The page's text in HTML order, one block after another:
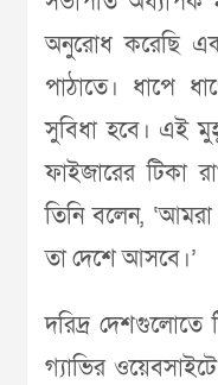
অনুরোধ করেছি
পাঠাতে। ধাপে
সুবিধা হবে। এই
ফাইজারের টিকা
তিনি বলেন,
তা দেশে আসবে।’
দরিদ্র দেশগুলোতে
গ্যাভির